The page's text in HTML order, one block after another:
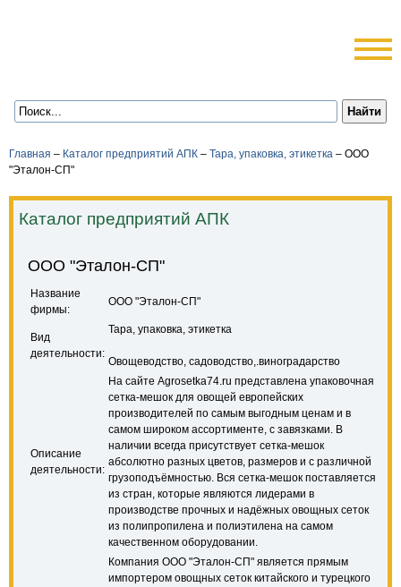
Главная – Каталог предприятий АПК – Тара, упаковка, этикетка – ООО
"Эталон-СП"
Каталог предприятий АПК
ООО "Эталон-СП"
Название
фирмы:
ООО "Эталон-СП"
Вид
деятельности:
Тара, упаковка, этикетка
Овощеводство, садоводство,.виноградарство
Описание
деятельности:
На сайте Agrosetka74.ru представлена упаковочная
сетка-мешок для овощей европейских
производителей по самым выгодным ценам и в
самом широком ассортименте, с завязками. В
наличии всегда присутствует сетка-мешок
абсолютно разных цветов, размеров и с различной
грузоподъёмностью. Вся сетка-мешок поставляется
из стран, которые являются лидерами в
производстве прочных и надёжных овощных сеток
из полипропилена и полиэтилена на самом
качественном оборудовании.
Компания ООО "Эталон-СП" является прямым
импортером овощных сеток китайского и турецкого